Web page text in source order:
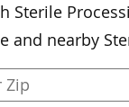
Sterile
and nearby